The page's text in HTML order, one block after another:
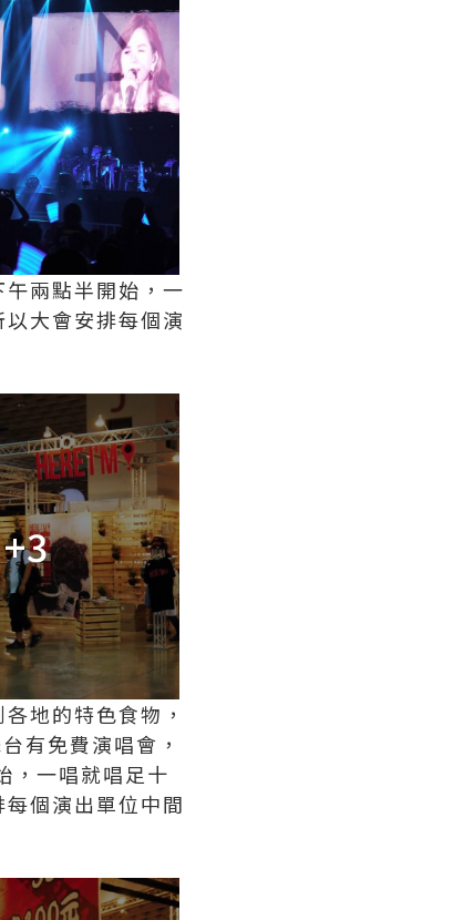
午兩點半開始，一
大會安排每個演
+3
地的特色食物，
有免費演唱會，
，一唱就唱足十
個演出單位中間